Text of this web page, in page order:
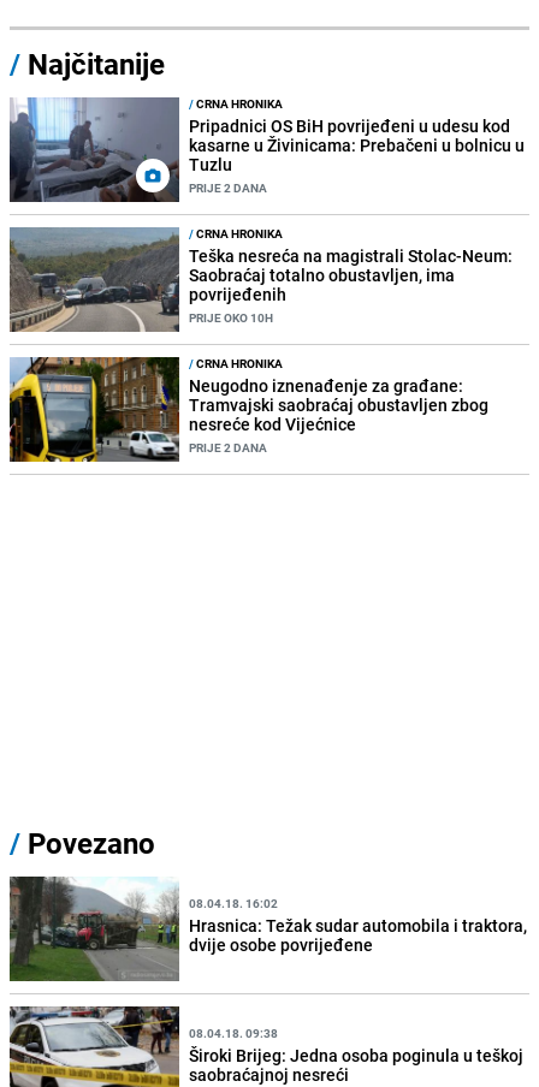
/ Najčitanije
/CRNA HRONIKA
Pripadnici OS BiH povrijeđeni u udesu kod
kasarne u Živinicama: Prebačeni u bolnicu u
Tuzlu
PRIJE 2 DANA
/CRNA HRONIKA
Teška nesreća na magistrali Stolac-Neum:
Saobraćaj totalno obustavljen, ima
povrijeđenih
PRIJE OKO 10H
/CRNA HRONIKA
Neugodno iznenađenje za građane:
Tramvajski saobraćaj obustavljen zbog
nesreće kod Vijećnice
PRIJE 2 DANA
/ Povezano
08.04.18. 16:02
Hrasnica: Težak sudar automobila i traktora,
dvije osobe povrijeđene
08.04.18. 09:38
Široki Brijeg: Jedna osoba poginula u teškoj
saobraćajnoj nesreći